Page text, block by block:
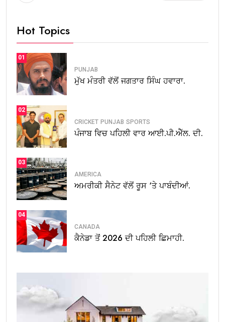
Hot Topics
01
PUNJAB
ਮੁੱਖ ਮੰਤਰੀ ਵੱਲੋਂ ਜਗਤਾਰ ਸਿੰਘ ਹਵਾਰਾ.
02
CRICKET PUNJAB SPORTS
ਪੰਜਾਬ ਵਿਚ ਪਹਿਲੀ ਵਾਰ ਆਈ.ਪੀ.ਐੱਲ. ਦੀ.
03
AMERICA
ਅਮਰੀਕੀ ਸੈਨੇਟ ਵੱਲੋਂ ਰੂਸ ‘ਤੇ ਪਾਬੰਦੀਆਂ.
04
CANADA
ਕੈਨੇਡਾ ਤੋਂ 2026 ਦੀ ਪਹਿਲੀ ਛਿਮਾਹੀ.